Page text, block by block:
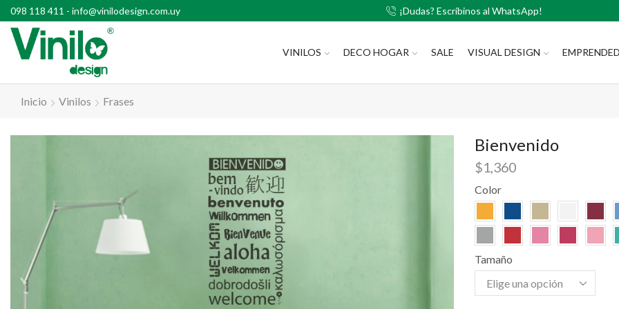
098 118 411 - info@vinilodesign.com.uy
con compras superiores a $2500 ¡Dudas? Escribinos al WhatsApp!
VINILOS DECO HOGAR SALE VISUAL DESIGN
Inicio Vinilos Frases
Bienvenido
$1,360
Color
Tamaño